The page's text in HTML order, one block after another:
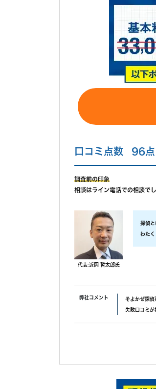
口コミ点数
96点
調査前の印象
相談はライン電話での相談で
た、私が自己肯定感が低いこ
ってすごく嬉しかったです。
調査中の印象
尾行が旦那の会社スタートの
す。こちらの対応については
調査後の印象
報告書はすぐに届けていただ
で大丈夫かと思われます。)お
代表:近岡 哲太郎氏
探偵と
わた
また、
当社で
これ
弊社コメント そよかぜ探偵
失敗口コミが
依頼者様にあ